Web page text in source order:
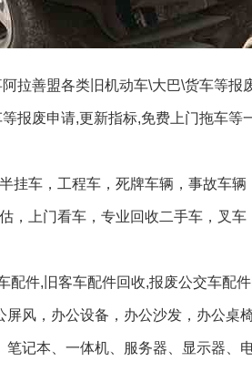
拉善盟各类旧机动车\大巴\货车等
报废申请,更新指标,免费上门拖车等
挂车，工程车，死牌车辆，事故车辆
，上门看车，专业回收二手车，叉
配件,旧客车配件回收,报废公交车配
风，办公设备，办公沙发，办公桌
记本、一体机、服务器、显示器、